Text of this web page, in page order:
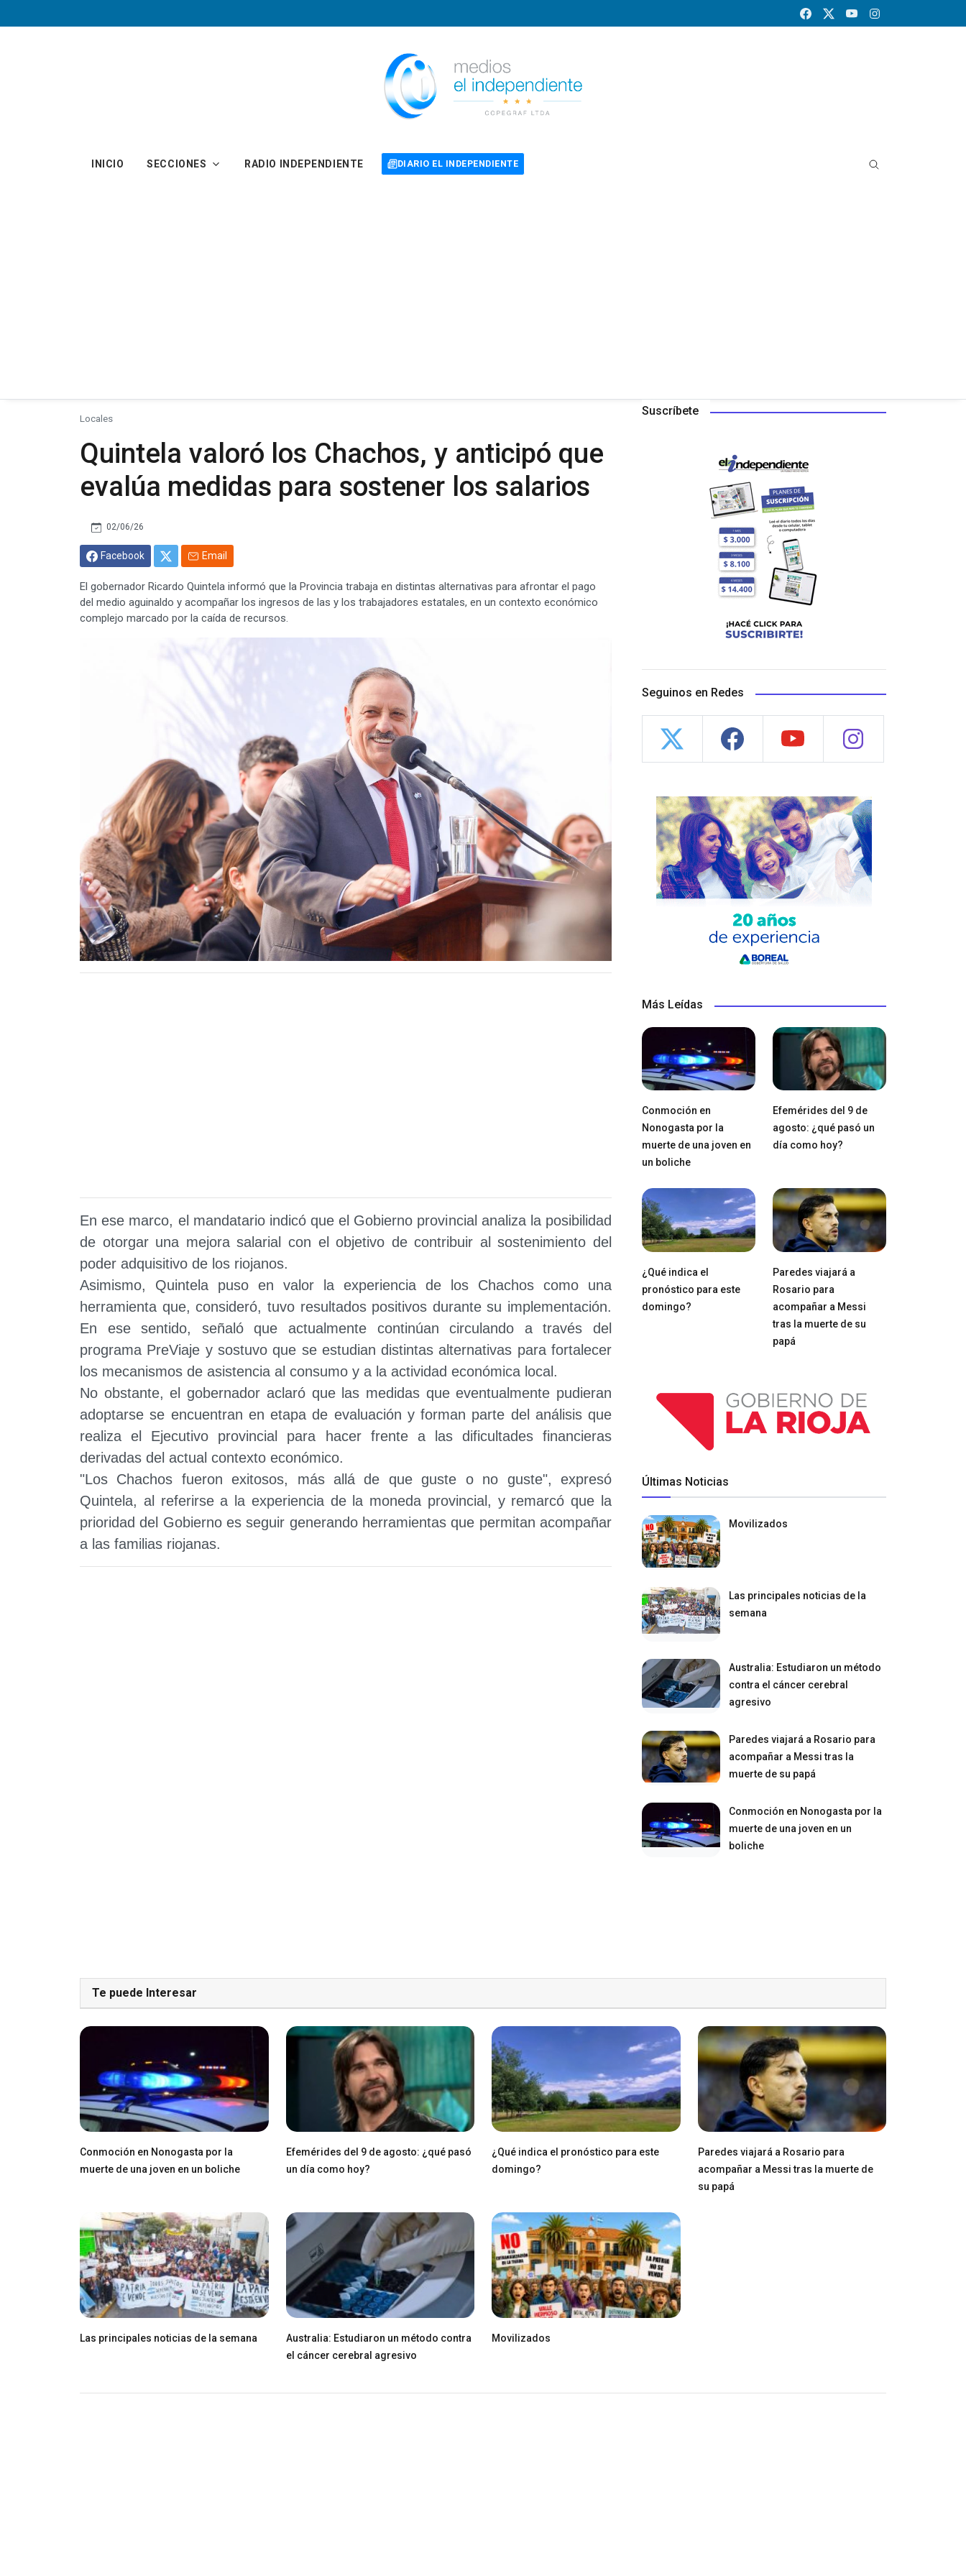
INICIO SECCIONES RADIO INDEPENDIENTE DIARIO EL INDEPENDIENTE
Locales
Quintela valoró los Chachos, y anticipó que
evalúa medidas para sostener los salarios
02/06/26
Facebook Email
El gobernador Ricardo Quintela informó que la Provincia trabaja en distintas alternativas para afrontar el pago
del medio aguinaldo y acompañar los ingresos de las y los trabajadores estatales, en un contexto económico
complejo marcado por la caída de recursos.
En ese marco, el mandatario indicó que el Gobierno provincial analiza la posibilidad
de otorgar una mejora salarial con el objetivo de contribuir al sostenimiento del
poder adquisitivo de los riojanos.
Asimismo, Quintela puso en valor la experiencia de los Chachos como una
herramienta que, consideró, tuvo resultados positivos durante su implementación.
En ese sentido, señaló que actualmente continúan circulando a través del
programa PreViaje y sostuvo que se estudian distintas alternativas para fortalecer
los mecanismos de asistencia al consumo y a la actividad económica local.
No obstante, el gobernador aclaró que las medidas que eventualmente pudieran
adoptarse se encuentran en etapa de evaluación y forman parte del análisis que
realiza el Ejecutivo provincial para hacer frente a las dificultades financieras
derivadas del actual contexto económico.
"Los Chachos fueron exitosos, más allá de que guste o no guste", expresó
Quintela, al referirse a la experiencia de la moneda provincial, y remarcó que la
prioridad del Gobierno es seguir generando herramientas que permitan acompañar
a las familias riojanas.
Suscríbete
Seguinos en Redes
Más Leídas
Conmoción en
Nonogasta por la
muerte de una joven en
un boliche
Efemérides del 9 de
agosto: ¿qué pasó un
día como hoy?
¿Qué indica el
pronóstico para este
domingo?
Paredes viajará a
Rosario para
acompañar a Messi
tras la muerte de su
papá
Últimas Noticias
Movilizados
Las principales noticias de la
semana
Australia: Estudiaron un método
contra el cáncer cerebral
agresivo
Paredes viajará a Rosario para
acompañar a Messi tras la
muerte de su papá
Conmoción en Nonogasta por la
muerte de una joven en un
boliche
Te puede Interesar
Conmoción en Nonogasta por la
muerte de una joven en un boliche
Efemérides del 9 de agosto: ¿qué pasó
un día como hoy?
¿Qué indica el pronóstico para este
domingo?
Paredes viajará a Rosario para
acompañar a Messi tras la muerte de
su papá
Las principales noticias de la semana
Australia: Estudiaron un método contra
el cáncer cerebral agresivo
Movilizados